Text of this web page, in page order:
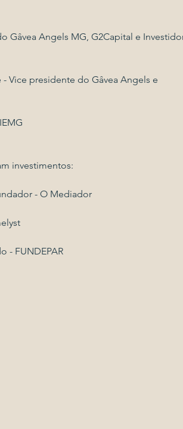
Gâvea Angels MG, G2Capital e
Vice presidente do Gâvea Angels e
investimentos:
- O Mediador
- FUNDEPAR